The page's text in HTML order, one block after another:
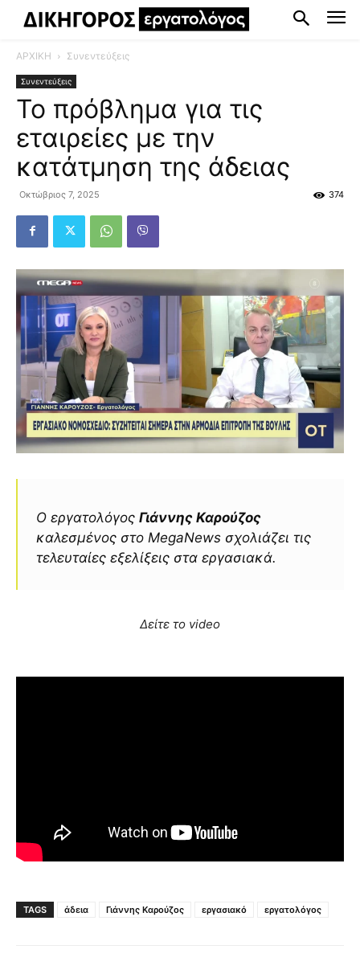
ΑΡΧΙΚΗ Συνεντεύξεις
Συνεντεύξεις
Το πρόβλημα για τις
εταιρείες με την
κατάτμηση της άδειας
Οκτώβριος 7, 2025 374
Ο εργατολόγος Γιάννης Καρούζος
καλεσμένος στo MegaNews σχολιάζει τις
τελευταίες εξελίξεις στα εργασιακά.
Δείτε το video
TAGS άδεια Γιάννης Καρούζος εργασιακό εργατολόγος